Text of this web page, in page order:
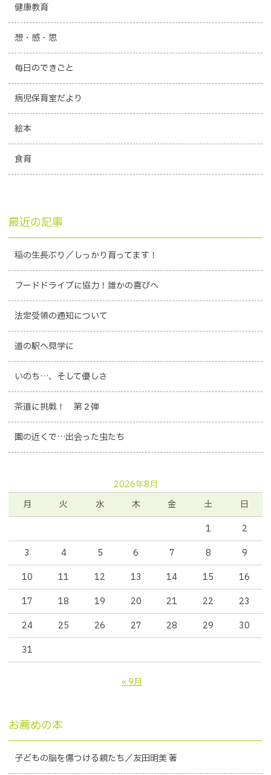
健康教育
想・感・思
毎日のできごと
病児保育室だより
絵本
食育
最近の記事
稲の生長ぶり／しっかり育ってます！
フードドライブに協力！誰かの喜びへ
法定受領の通知について
道の駅へ見学に
いのち…、そして優しさ
茶道に挑戦！ 第２弾
園の近くで…出会った虫たち
2026年8月
月
火 水 木 金 土
日
1
2
3
4 5 6 7 8
9
10
11 12 13 14 15
16
17
18 19 20 21 22
23
24
25 26 27 28 29
30
31
« 9月
お薦めの本
子どもの脳を傷つける親たち／友田明美 著